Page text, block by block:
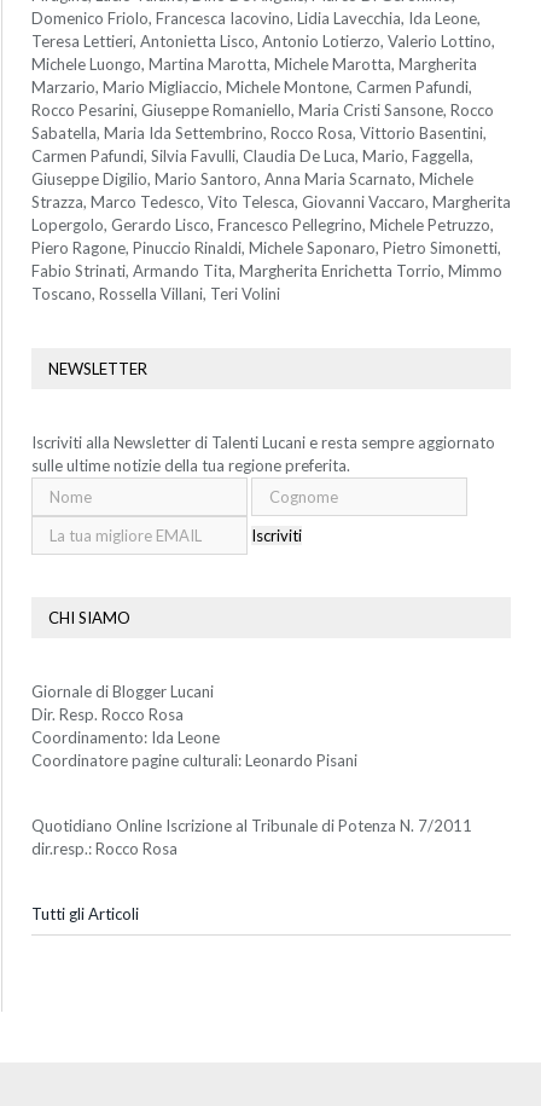
Domenico Friolo, Francesca Iacovino, Lidia Lavecchia, Ida Leone,
Teresa Lettieri, Antonietta Lisco, Antonio Lotierzo, Valerio Lottino,
Michele Luongo, Martina Marotta, Michele Marotta, Margherita
Marzario, Mario Migliaccio, Michele Montone, Carmen Pafundi,
Rocco Pesarini, Giuseppe Romaniello, Maria Cristi Sansone, Rocco
Sabatella, Maria Ida Settembrino, Rocco Rosa, Vittorio Basentini,
Carmen Pafundi, Silvia Favulli, Claudia De Luca, Mario, Faggella,
Giuseppe Digilio, Mario Santoro, Anna Maria Scarnato, Michele
Strazza, Marco Tedesco, Vito Telesca, Giovanni Vaccaro, Margherita
Lopergolo, Gerardo Lisco, Francesco Pellegrino, Michele Petruzzo,
Piero Ragone, Pinuccio Rinaldi, Michele Saponaro, Pietro Simonetti,
Fabio Strinati, Armando Tita, Margherita Enrichetta Torrio, Mimmo
Toscano, Rossella Villani, Teri Volini
NEWSLETTER
Iscriviti alla Newsletter di Talenti Lucani e resta sempre aggiornato
sulle ultime notizie della tua regione preferita.
Iscriviti
CHI SIAMO
Giornale di Blogger Lucani
Dir. Resp. Rocco Rosa
Coordinamento: Ida Leone
Coordinatore pagine culturali: Leonardo Pisani
Quotidiano Online Iscrizione al Tribunale di Potenza N. 7/2011
dir.resp.: Rocco Rosa
Tutti gli Articoli